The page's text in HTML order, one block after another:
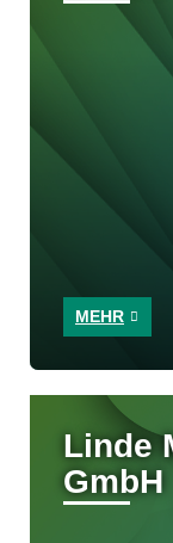
MEHR
Linde
GmbH